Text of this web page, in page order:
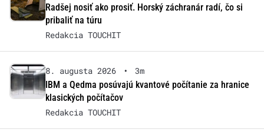
Radšej nosiť ako prosiť. Horský záchranár radí, čo si
pribaliť na túru
Redakcia TOUCHIT
8. augusta 2026 •
3m
IBM a Qedma posúvajú kvantové počítanie za hranice
klasických počítačov
Redakcia TOUCHIT